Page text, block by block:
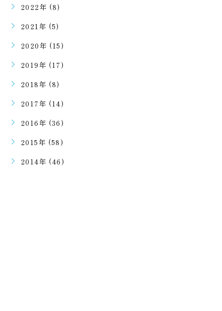
2022年 (8)
2021年 (5)
2020年 (15)
2019年 (17)
2018年 (8)
2017年 (14)
2016年 (36)
2015年 (58)
2014年 (46)